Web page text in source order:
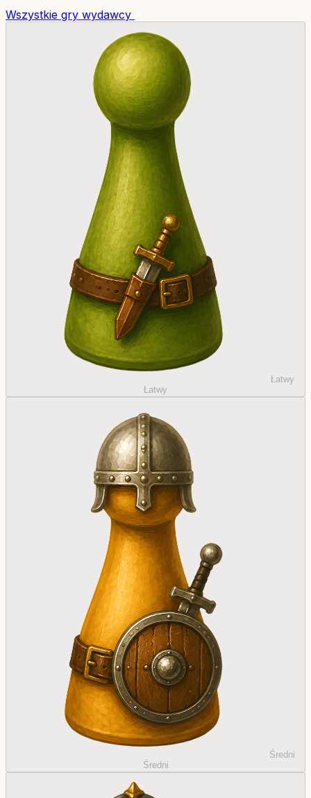
Wszystkie gry wydawcy
Łatwy
Łatwy
Średni
Średni